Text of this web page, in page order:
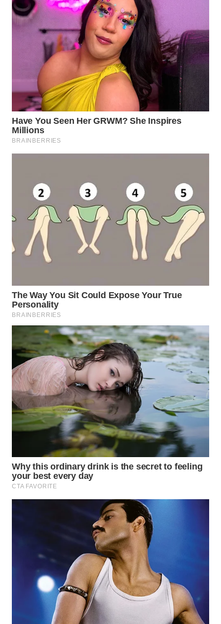
CIANJUR
WN
KEPULAUAN
WN
TANGERANG
BINJAI
WN
WN
INDRAMAYU
WN
KUNINGAN
WN
SUBANG
WN
SUKABUMI
WN
PURWAKARTA
WN
PRIANGAN
TIMUR
WN
SEMARANG
MADURA